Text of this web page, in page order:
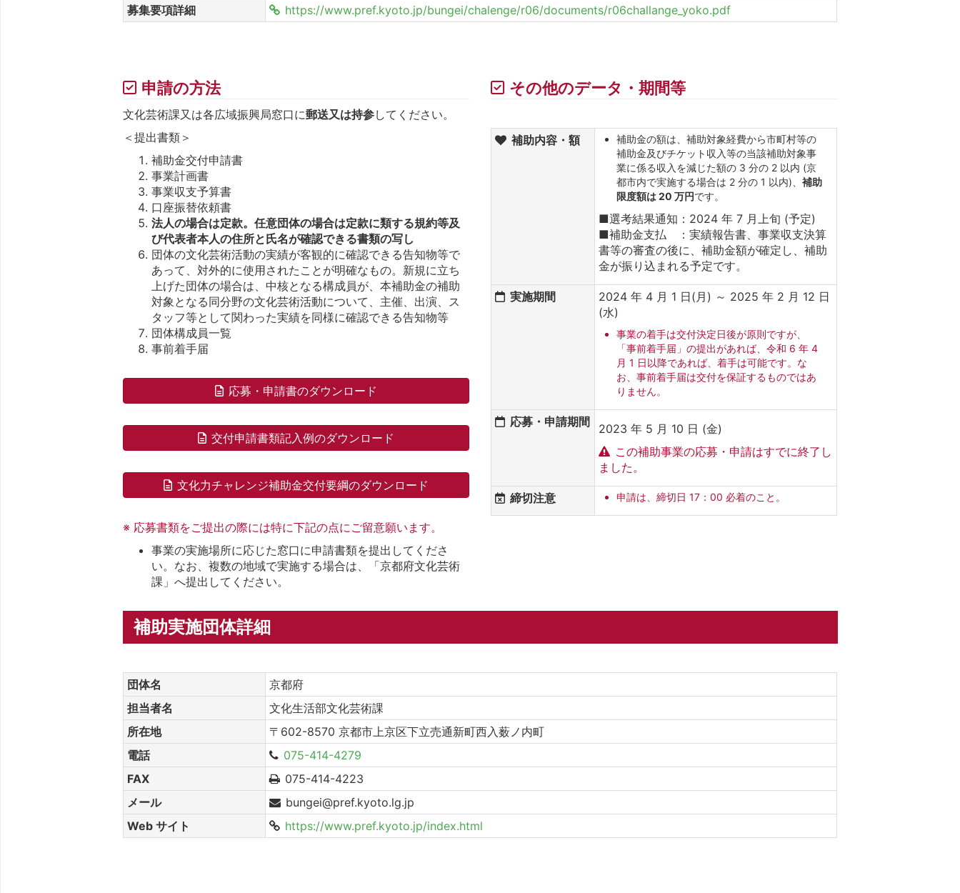
募集要項詳細 https://www.pref.kyoto.jp/bungei/chalenge/r06/documents/r06challange_yoko.pdf
申請の方法
文化芸術課又は各広域振興局窓口に郵送又は持参してください。
＜提出書類＞
補助金交付申請書
事業計画書
事業収支予算書
口座振替依頼書
法人の場合は定款。任意団体の場合は定款に類する規約等及
び代表者本人の住所と氏名が確認できる書類の写し
団体の文化芸術活動の実績が客観的に確認できる告知物等で
あって、対外的に使用されたことが明確なもの。新規に立ち
上げた団体の場合は、中核となる構成員が、本補助金の補助
対象となる同分野の文化芸術活動について、主催、出演、ス
タッフ等として関わった実績を同様に確認できる告知物等
団体構成員一覧
事前着手届
応募・申請書のダウンロード
交付申請書類記入例のダウンロード
文化力チャレンジ補助金交付要綱のダウンロード
※ 応募書類をご提出の際には特に下記の点にご留意願います。
事業の実施場所に応じた窓口に申請書類を提出してくださ
い。なお、複数の地域で実施する場合は、「京都府文化芸術
課」へ提出してください。
その他のデータ・期間等
補助内容・額
補助金の額は、補助対象経費から市町村等の
補助金及びチケット収入等の当該補助対象事
業に係る収入を減じた額の 3 分の 2 以内 (京
都市内で実施する場合は 2 分の 1 以内)、補助
限度額は 20 万円です。
■選考結果通知：2024 年 7 月上旬 (予定)
■補助金支払 ：実績報告書、事業収支決算
書等の審査の後に、補助金額が確定し、補助
金が振り込まれる予定です。
実施期間
2024 年 4 月 1 日(月) ～ 2025 年 2 月 12 日
(水)
事業の着手は交付決定日後が原則ですが、
「事前着手届」の提出があれば、令和 6 年 4
月 1 日以降であれば、着手は可能です。な
お、事前着手届は交付を保証するものではあ
りません。
応募・申請期間
2023 年 5 月 10 日 (金)
この補助事業の応募・申請はすでに終了し
ました。
締切注意 申請は、締切日 17：00 必着のこと。
補助実施団体詳細
団体名
京都府
担当者名
文化生活部文化芸術課
所在地
〒602-8570 京都市上京区下立売通新町西入薮ノ内町
電話
075-414-4279
FAX
075-414-4223
メール
bungei@pref.kyoto.lg.jp
Web サイト
https://www.pref.kyoto.jp/index.html